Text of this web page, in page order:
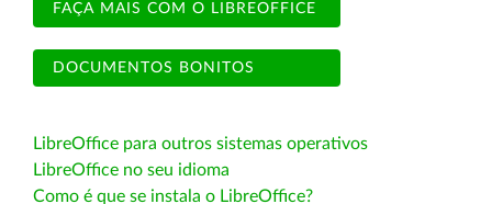
FAÇA MAIS COM O LIBREOFFICE
DOCUMENTOS BONITOS
LibreOffice para outros sistemas operativos
LibreOffice no seu idioma
Como é que se instala o LibreOffice?